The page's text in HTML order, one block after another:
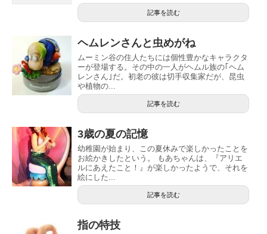
記事を読む
ヘムレンさんと虫めがね
ムーミン谷の住人たちには個性豊かなキャラクタ
ーが登場する。その中の一人がヘムル族の｢ヘム
レンさん｣だ。初老の彼は切手収集家だが、昆虫
や植物の...
記事を読む
3歳の夏の記憶
幼稚園が始まり、この夏休みで楽しかったことを
お絵かきしたという。 もあちゃんは、『アリエ
ルにあえたこと！』が楽しかったようで、それを
絵にした...
記事を読む
指の特技